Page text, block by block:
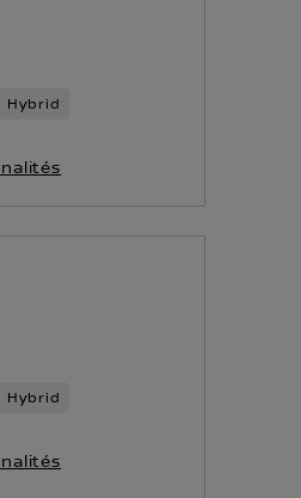
Hybrid
Hybrid